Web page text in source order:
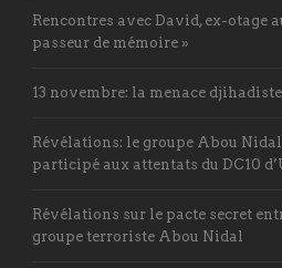
Rencontres avec David, ex-otage
passeur de mémoire »
13 novembre: la menace
Révélations: le groupe Abou
participé aux attentats du DC10
Révélations sur le pacte secret
groupe terroriste Abou Nidal